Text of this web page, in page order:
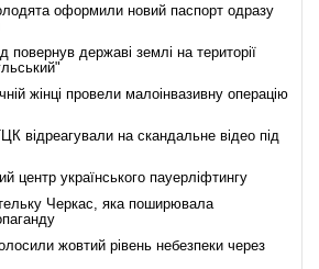
оформили новий паспорт одразу
повернув державі землі на території
жінці провели малоінвазивну операцію
відреагували на скандальне відео під
центр українського пауерліфтингу
Черкас, яка поширювала
жовтий рівень небезпеки через